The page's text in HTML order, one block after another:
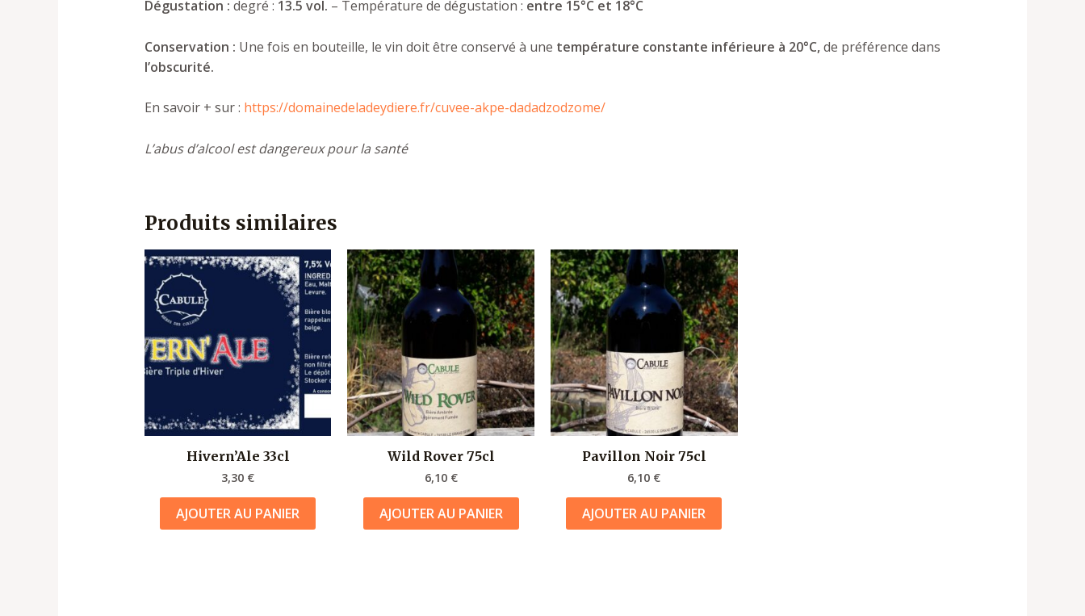
Dégustation : degré : 13.5 vol. – Température de dégustation : entre 15°C et 18°C
Conservation : Une fois en bouteille, le vin doit être conservé à une température constante inférieure à 20°C,de préférence dans
l’obscurité.
En savoir + sur : https://domainedeladeydiere.fr/cuvee-akpe-dadadzodzome/
L’abus d’alcool est dangereux pour la santé
Produits similaires
Hivern’Ale 33cl
3,30 €
AJOUTER AU PANIER
Wild Rover 75cl
6,10 €
AJOUTER AU PANIER
Pavillon Noir 75cl
6,10 €
AJOUTER AU PANIER